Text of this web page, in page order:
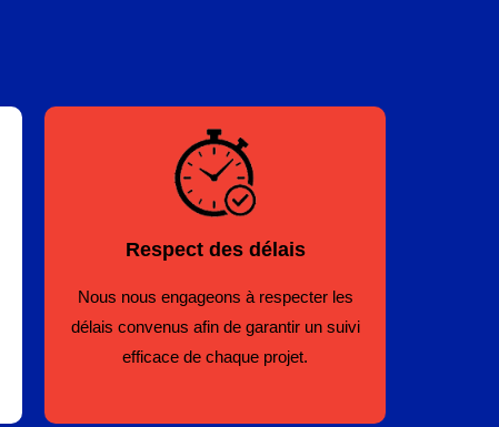
Respect des délais
Nous nous engageons à respecter les
délais convenus afin de garantir un suivi
efficace de chaque projet.